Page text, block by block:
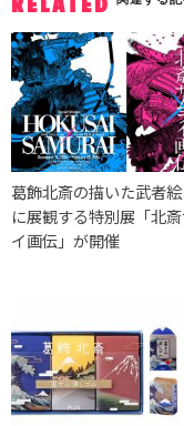
RELATED
葛飾北斎の描いた武者
に展観する特別展「北
イ画伝」が開催